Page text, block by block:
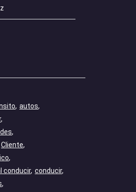
autos
Cliente
conducir conducir